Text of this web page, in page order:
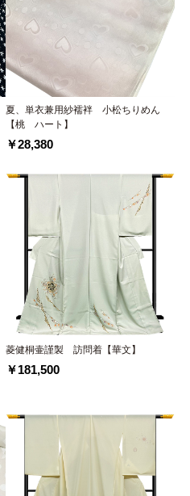
夏、単衣兼用紗襦袢 小松ちりめん
【桃 ハート】
￥28,380
菱健桐壷謹製 訪問着【華文】
￥181,500